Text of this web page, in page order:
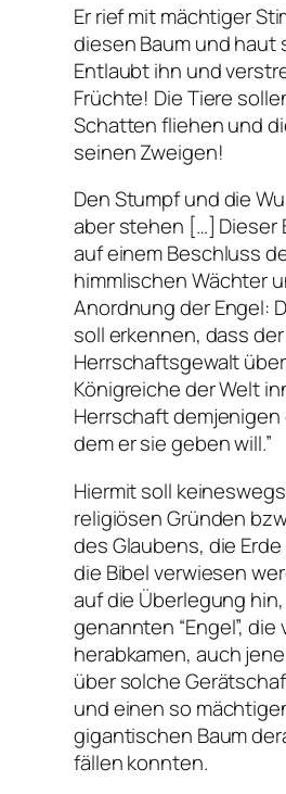
Er rief mit mächtiger
diesen Baum und haut
Entlaubt ihn und
Früchte! Die Tiere
Schatten fliehen und
seinen Zweigen!
Den Stumpf und die
aber stehen […] Dieser
auf einem Beschluss
himmlischen Wächter
Anordnung der Engel:
soll erkennen, dass
Herrschaftsgewalt
Königreiche der Welt
Herrschaft demjenigen
dem er sie geben will.”
Hiermit soll
religiösen Gründen
des Glaubens, die
die Bibel verwiesen
auf die Überlegung
genannten “Engel”, die
herabkamen, auch
über solche
und einen so
gigantischen Baum
fällen konnten.